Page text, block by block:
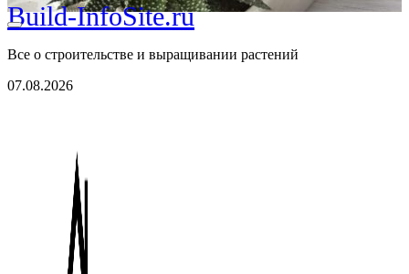
Build-InfoSite.ru
Все о строительстве и выращивании растений
07.08.2026